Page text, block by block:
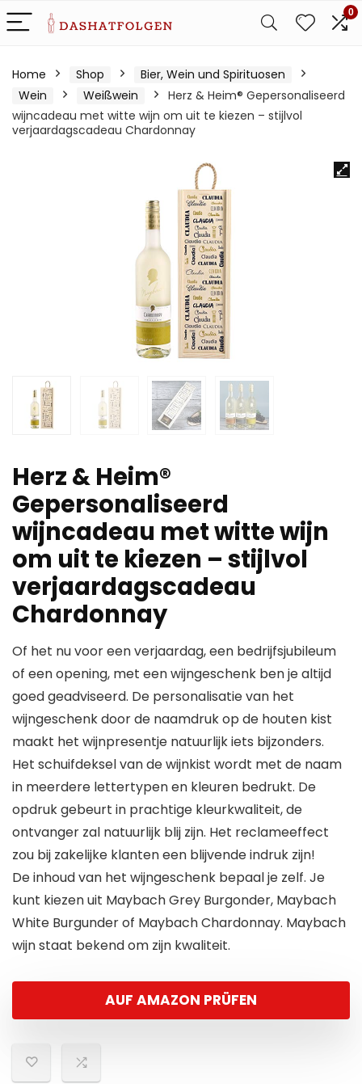
0
Home Shop
Bier, Wein und Spirituosen
Wein
Weißwein
Herz & Heim® Gepersonaliseerd
wijncadeau met witte wijn om uit te kiezen – stijlvol
verjaardagscadeau Chardonnay
Herz & Heim®
Gepersonaliseerd
wijncadeau met witte wijn
om uit te kiezen – stijlvol
verjaardagscadeau
Chardonnay
Of het nu voor een verjaardag, een bedrijfsjubileum
of een opening, met een wijngeschenk ben je altijd
goed geadviseerd. De personalisatie van het
wijngeschenk door de naamdruk op de houten kist
maakt het wijnpresentje natuurlijk iets bijzonders.
Het schuifdeksel van de wijnkist wordt met de naam
in meerdere lettertypen en kleuren bedrukt. De
opdruk gebeurt in prachtige kleurkwaliteit, de
ontvanger zal natuurlijk blij zijn. Het reclameeffect
zou bij zakelijke klanten een blijvende indruk zijn!
De inhoud van het wijngeschenk bepaal je zelf. Je
kunt kiezen uit Maybach Grey Burgonder, Maybach
White Burgunder of Maybach Chardonnay. Maybach
wijn staat bekend om zijn kwaliteit.
AUF AMAZON PRÜFEN